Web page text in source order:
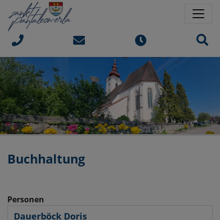
Sprungmarken
Springe direkt zu:
Buchhaltung
Personen
Dauerböck Doris